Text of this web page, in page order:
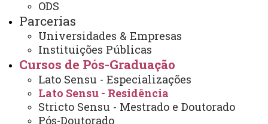
ODS
Parcerias
Universidades & Empresas
Instituições Públicas
Cursos de Pós-Graduação
Lato Sensu - Especializações
Lato Sensu - Residência
Stricto Sensu - Mestrado e Doutorado
Pós-DoutoradoCursos de Pós-